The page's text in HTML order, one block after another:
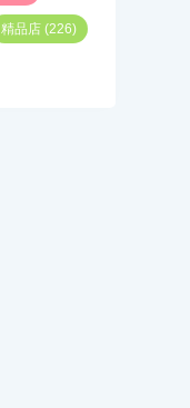
精品店 (226)